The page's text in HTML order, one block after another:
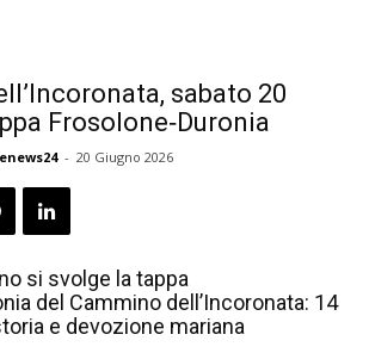
sabato 20
Frosolone‑Duronia
- 20 Giugno 2026
si svolge la tappa
del Cammino dell’Incoronata: 14
e devozione mariana